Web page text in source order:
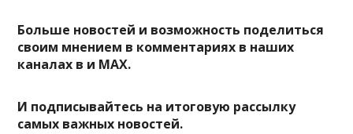
Больше новостей и возможность поделиться
своим мнением в комментариях в наших
каналах в и MAX.
И подписывайтесь на итоговую рассылку
самых важных новостей.